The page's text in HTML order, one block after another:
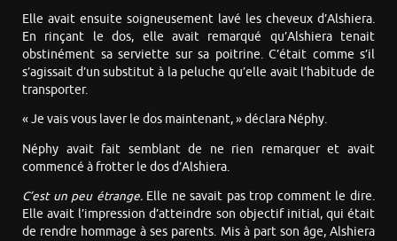
Elle avait ensuite soigneusement lavé les cheveux d’Alshiera.
En rinçant le dos, elle avait remarqué qu’Alshiera tenait
obstinément sa serviette sur sa poitrine. C’était comme s’il
s’agissait d’un substitut à la peluche qu’elle avait l’habitude de
transporter.
« Je vais vous laver le dos maintenant, » déclara Néphy.
Néphy avait fait semblant de ne rien remarquer et avait
commencé à frotter le dos d’Alshiera.
C’est un peu étrange.Elle ne savait pas trop comment le dire.
Elle avait l’impression d’atteindre son objectif initial, qui était
de rendre hommage à ses parents. Mis à part son âge, Alshiera